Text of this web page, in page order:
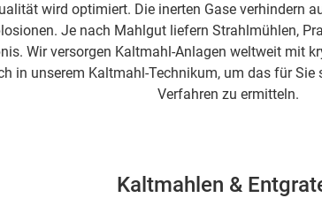
wird optimiert. Die inerten Gase verhindern
Je nach Mahlgut liefern Strahlmühlen,
Wir versorgen Kaltmahl-Anlagen weltweit mit
in unserem Kaltmahl-Technikum, um das für
Verfahren zu ermitteln.
Kaltmahlen &